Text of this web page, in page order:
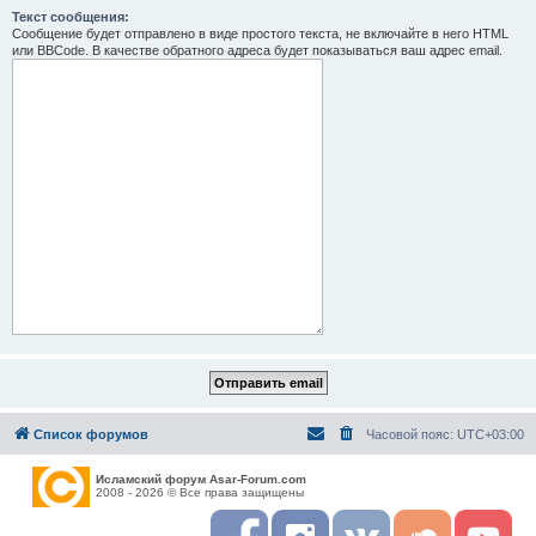
Текст сообщения:
Сообщение будет отправлено в виде простого текста, не включайте в него HTML
или BBCode. В качестве обратного адреса будет показываться ваш адрес email.
Список форумов Часовой пояс: UTC+03:00
Исламский форум Asar-Forum.com
2008 - 2026 © Все права защищены